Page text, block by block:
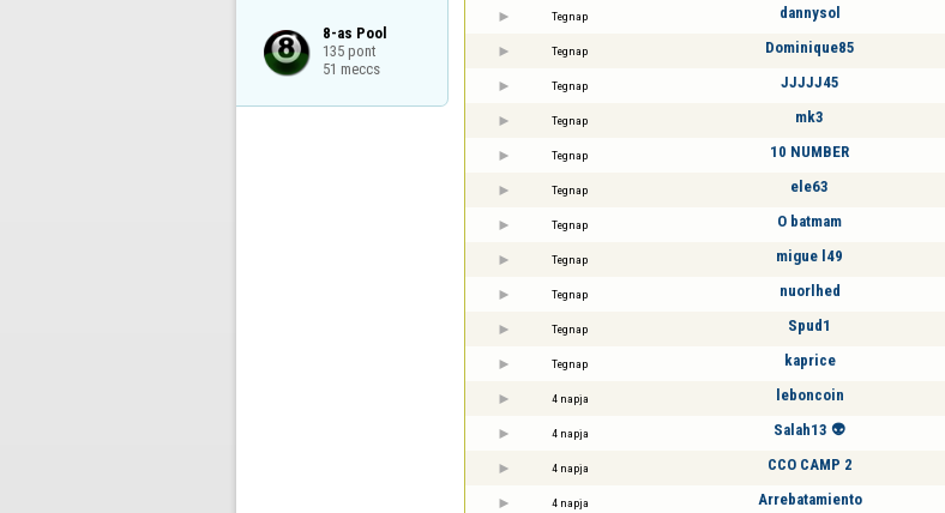
8-as Pool
135 pont
51 meccs
Tegnap dannysol
Tegnap Dominique85
Tegnap JJJJJ45
Tegnap mk3
Tegnap 10 NUMBER
Tegnap ele63
Tegnap O batmam
Tegnap migue l49
Tegnap nuorlhed
Tegnap Spud1
Tegnap kaprice
4 napja leboncoin
4 napja Salah13 👽
4 napja CCO CAMP 2
4 napja Arrebatamiento